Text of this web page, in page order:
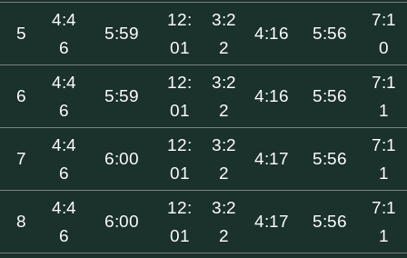
5
4:4
6
5:59
12:
01
3:2
2
4:16 5:56
7:1
0
6
4:4
6
5:59
12:
01
3:2
2
4:16 5:56
7:1
1
7
4:4
6
6:00
12:
01
3:2
2
4:17 5:56
7:1
1
8
4:4
6
6:00
12:
01
3:2
2
4:17 5:56
7:1
1